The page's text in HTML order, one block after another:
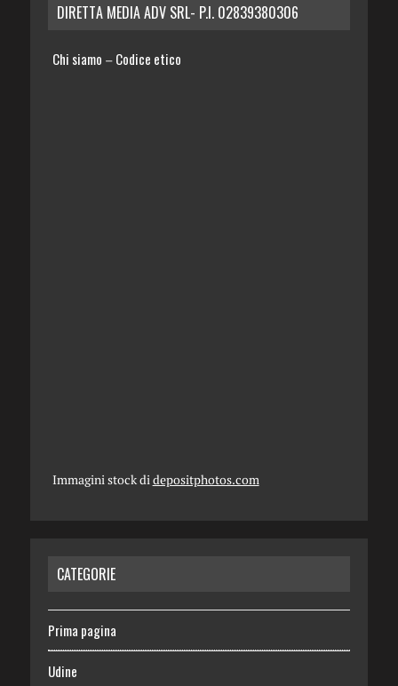
DIRETTA MEDIA ADV SRL- P.I. 02839380306
Chi siamo – Codice etico
Immagini stock di depositphotos.com
CATEGORIE
Prima pagina
Udine